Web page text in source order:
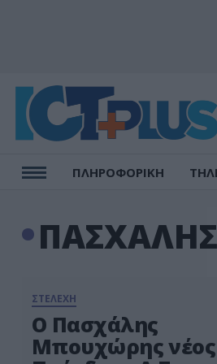
ΠΛΗΡΟΦΟΡΙΚΗ
ΣΤΕΛΕΧΗ
Ο Πασχάλης
Μπουχώρης νέος